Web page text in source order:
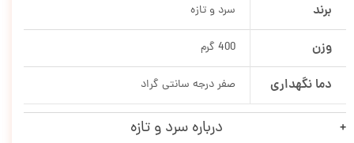
برند سرد و تازه
وزن 400 گرم
دما نگهداری صفر درجه سانتی گراد
درباره سرد و تازه